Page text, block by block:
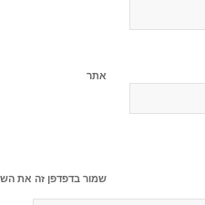
אתר
שמור בדפדפן זה את